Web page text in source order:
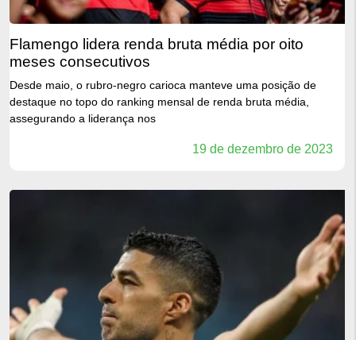
flamengo lidera renda bruta média por oito
meses consecutivos
Desde maio, o rubro-negro carioca manteve uma posição de
destaque no topo do ranking mensal de renda bruta média,
assegurando a liderança nos
19 de dezembro de 2023